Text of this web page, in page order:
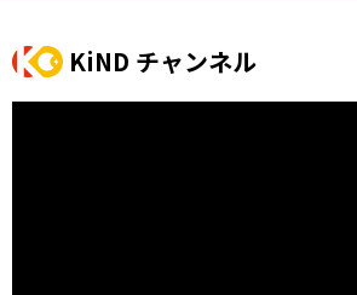
KiND チャンネル